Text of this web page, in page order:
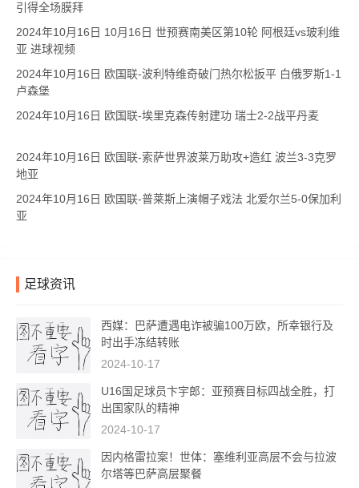
引得全场膜拜
2024年10月16日 10月16日 世预赛南美区第10轮 阿根廷vs玻利维
亚 进球视频
2024年10月16日 欧国联-波利特维奇破门热尔松扳平 白俄罗斯1-1
卢森堡
2024年10月16日 欧国联-埃里克森传射建功 瑞士2-2战平丹麦
2024年10月16日 欧国联-索萨世界波莱万助攻+造红 波兰3-3克罗
地亚
2024年10月16日 欧国联-普莱斯上演帽子戏法 北爱尔兰5-0保加利
亚
足球资讯
西媒：巴萨遭遇电诈被骗100万欧，所幸银行及
时出手冻结转账
2024-10-17
U16国足球员卞宇郎：亚预赛目标四战全胜，打
出国家队的精神
2024-10-17
因内格雷拉案！世体：塞维利亚高层不会与拉波
尔塔等巴萨高层聚餐